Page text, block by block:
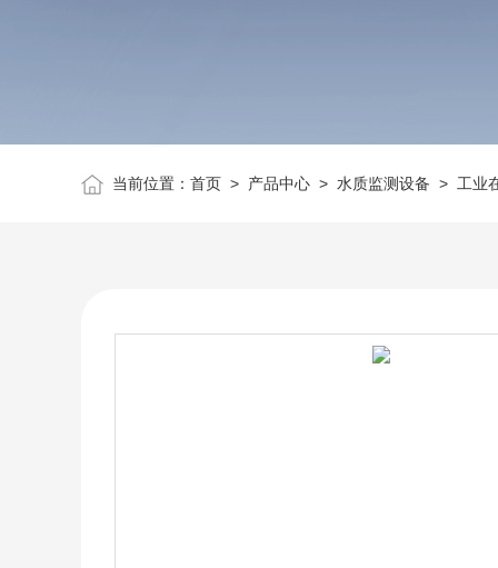
当前位置： 首页> 产品中心> 水质监测设备 > 工业